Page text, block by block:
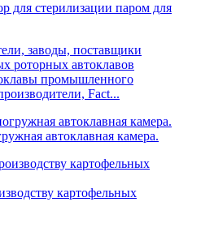
для стерилизации паром для
промышленного
Fact...
автоклавная камера.
картофельных